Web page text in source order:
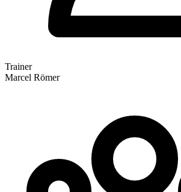
Trainer
Marcel Römer